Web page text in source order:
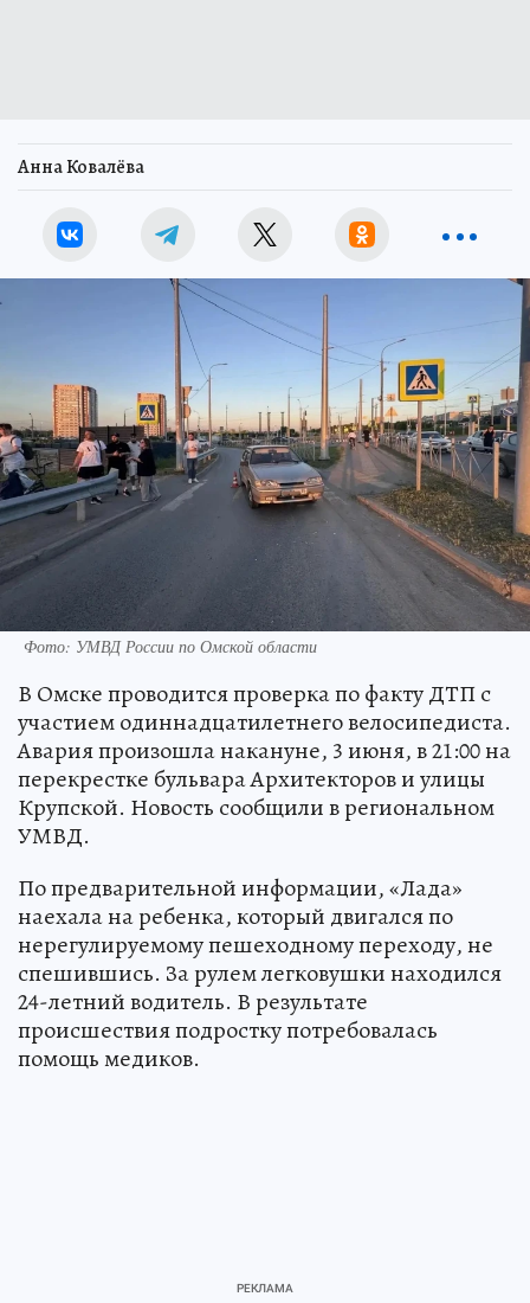
Анна Ковалёва
Фото: УМВД России по Омской области
В Омске проводится проверка по факту ДТП с
участием одиннадцатилетнего велосипедиста.
Авария произошла накануне, 3 июня, в 21:00 на
перекрестке бульвара Архитекторов и улицы
Крупской. Новость сообщили в региональном
УМВД.
По предварительной информации, «Лада»
наехала на ребенка, который двигался по
нерегулируемому пешеходному переходу, не
спешившись. За рулем легковушки находился
24-летний водитель. В результате
происшествия подростку потребовалась
помощь медиков.